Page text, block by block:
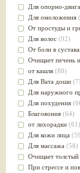
Для опорно-
Для омоложения
От простуды и
Для волос (92)
От боли в
Очищает печень
от кашля (80)
Для Вата доши
Для наружного
Для похудения
Благовония (64)
от лихорадки (61)
Для кожи лица
Для массажа (58)
Очищает
При стрессе и